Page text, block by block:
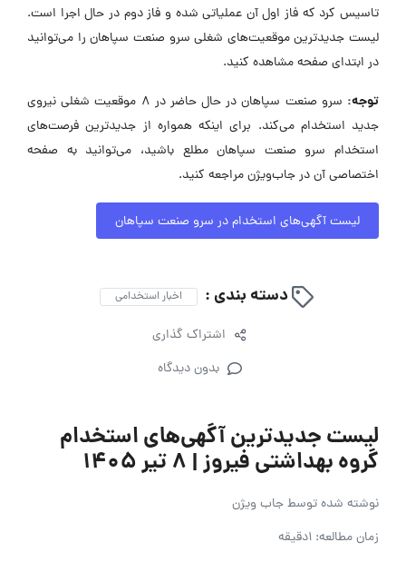
تاسیس کرد که فاز اول آن عملیاتی شده و فاز دوم در حال اجرا است.
لیست جدیدترین موقعیت‌های شغلی سرو صنعت سپاهان را می‌توانید
در ابتدای صفحه مشاهده کنید.
توجه:
سرو صنعت سپاهان در حال حاضر در ۸ موقعیت شغلی نیروی
جدید استخدام می‌کند. برای اینکه همواره از جدیدترین فرصت‌های
استخدام سرو صنعت سپاهان مطلع باشید، می‌توانید به صفحه
اختصاصی آن در جاب‌ویژن مراجعه کنید.
لیست آگهی‌های استخدام در سرو صنعت سپاهان
دسته بندی : اخبار استخدامی
اشتراک گذاری
بدون دیدگاه
لیست جدیدترین آگهی‌های استخدام
گروه بهداشتی فیروز | ۸ تیر ۱۴۰۵
نوشته شده توسطجاب ویژن
زمان مطالعه: 1دقیقه